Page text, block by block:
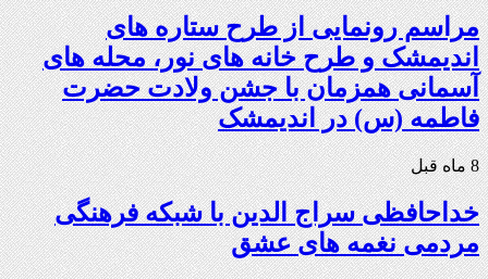
مراسم رونمایی از طرح ستاره های
اندیمشک و طرح خانه های نور، محله های
آسمانی همزمان با جشن ولادت حضرت
فاطمه (س) در اندیمشک
8 ماه قبل
خداحافظی سراج الدین با شبکه فرهنگی
مردمی نغمه های عشق